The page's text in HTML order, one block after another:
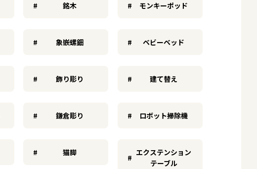
銘木 モンキーポッド
象嵌螺鈿 ベビーベッド
飾り彫り 建て替え
鎌倉彫り ロボット掃除機
猫脚
エクステンション
テーブル